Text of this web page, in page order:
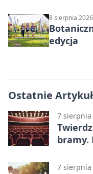
8 sierpnia
edycja
Ostatnie
7 sierpnia
bramy.
7 sierpnia